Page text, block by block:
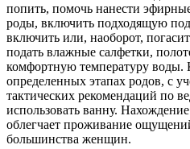
попить, помочь нанести
роды, включить подходящую
включить или, наоборот,
подать влажные салфетки,
комфортную температуру воды.
определенных этапах родов, с
тактических рекомендаций по
использовать ванну.
облегчает проживание
большинства женщин.